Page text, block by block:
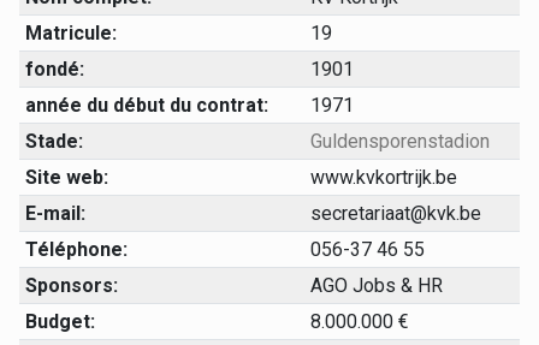
Matricule:
19
fondé:
1901
année du début du contrat:
1971
Stade:
Guldensporenstadion
Site web:
www.kvkortrijk.be
E-mail:
secretariaat@kvk.be
Téléphone:
056-37 46 55
Sponsors:
AGO Jobs & HR
Budget:
8.000.000 €